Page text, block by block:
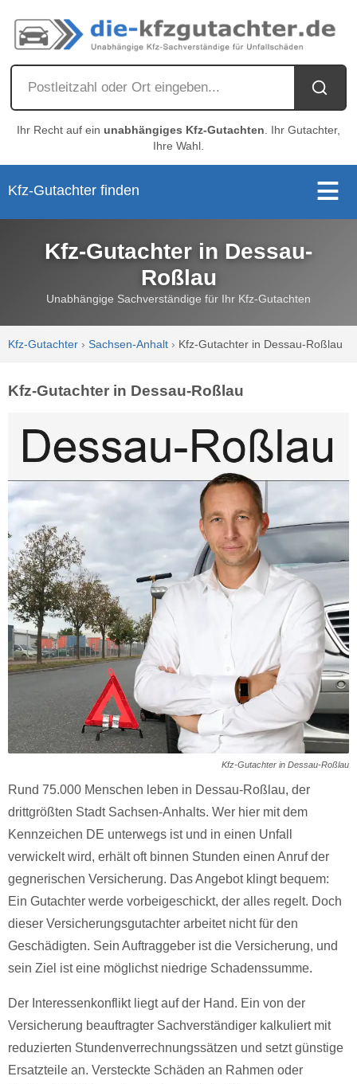
Ihr Recht auf ein unabhängiges Kfz-Gutachten . Ihr Gutachter,
Ihre Wahl.
Kfz-Gutachter finden
Kfz-Gutachter in Dessau-
Roßlau
Unabhängige Sachverständige für Ihr Kfz-Gutachten
Kfz-Gutachter ›Sachsen-Anhalt › Kfz-Gutachter in Dessau-Roßlau
Kfz-Gutachter in Dessau-Roßlau
Kfz-Gutachter in Dessau-Roßlau
Rund 75.000 Menschen leben in Dessau-Roßlau, der
drittgrößten Stadt Sachsen-Anhalts. Wer hier mit dem
Kennzeichen DE unterwegs ist und in einen Unfall
verwickelt wird, erhält oft binnen Stunden einen Anruf der
gegnerischen Versicherung. Das Angebot klingt bequem:
Ein Gutachter werde vorbeigeschickt, der alles regelt. Doch
dieser Versicherungsgutachter arbeitet nicht für den
Geschädigten. Sein Auftraggeber ist die Versicherung, und
sein Ziel ist eine möglichst niedrige Schadenssumme.
Der Interessenkonflikt liegt auf der Hand. Ein von der
Versicherung beauftragter Sachverständiger kalkuliert mit
reduzierten Stundenverrechnungssätzen und setzt günstige
Ersatzteile an. Versteckte Schäden an Rahmen oder